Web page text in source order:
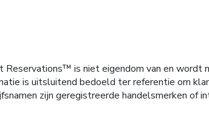
Reservations™ is niet eigendom van en wordt
is uitsluitend bedoeld ter referentie om
zijn geregistreerde handelsmerken of